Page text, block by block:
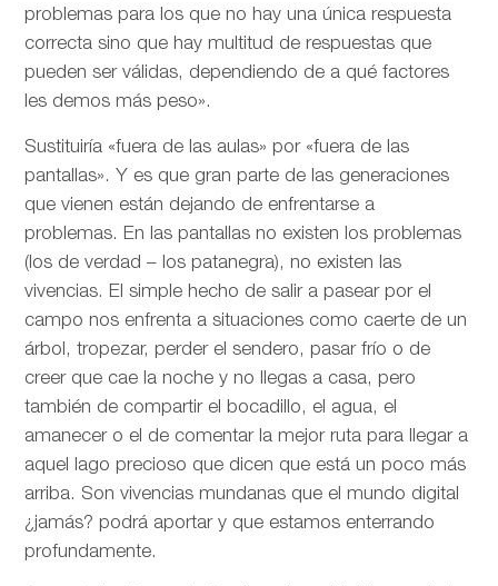
problemas para los que no hay una única respuesta
correcta sino que hay multitud de respuestas que
pueden ser válidas, dependiendo de a qué factores
les demos más peso».
Sustituiría «fuera de las aulas» por «fuera de las
pantallas». Y es que gran parte de las generaciones
que vienen están dejando de enfrentarse a
problemas. En las pantallas no existen los problemas
(los de verdad – los patanegra), no existen las
vivencias. El simple hecho de salir a pasear por el
campo nos enfrenta a situaciones como caerte de un
árbol, tropezar, perder el sendero, pasar frío o de
creer que cae la noche y no llegas a casa, pero
también de compartir el bocadillo, el agua, el
amanecer o el de comentar la mejor ruta para llegar a
aquel lago precioso que dicen que está un poco más
arriba. Son vivencias mundanas que el mundo digital
¿jamás? podrá aportar y que estamos enterrando
profundamente.